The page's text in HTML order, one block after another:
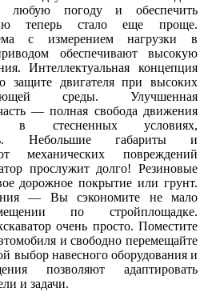
любую погоду и обеспечить
теперь стало еще проще.
с измерением нагрузки в
обеспечивают высокую
Интеллектуальная концепция
защите двигателя при высоких
среды. Улучшенная
— полная свобода движения
стесненных условиях,
Небольшие габариты и
механических повреждений
прослужит долго! Резиновые
дорожное покрытие или грунт.
— Вы сэкономите не мало
по стройплощадке.
очень просто. Поместите
и свободно перемещайте
выбор навесного оборудования и
позволяют адаптировать
и задачи.